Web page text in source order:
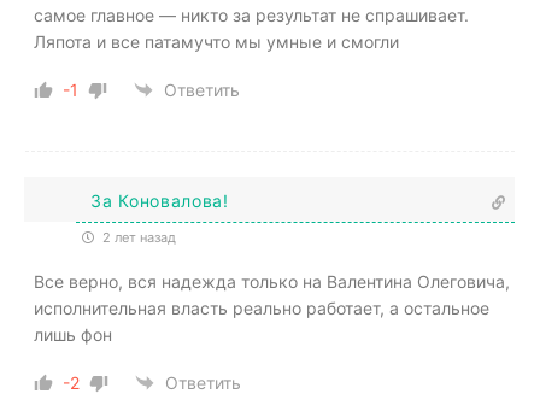
самое главное — никто за результат не спрашивает.
Ляпота и все патамучто мы умные и смогли
-1 Ответить
За Коновалова!
2 лет назад
Все верно, вся надежда только на Валентина Олеговича,
исполнительная власть реально работает, а остальное
лишь фон
-2 Ответить